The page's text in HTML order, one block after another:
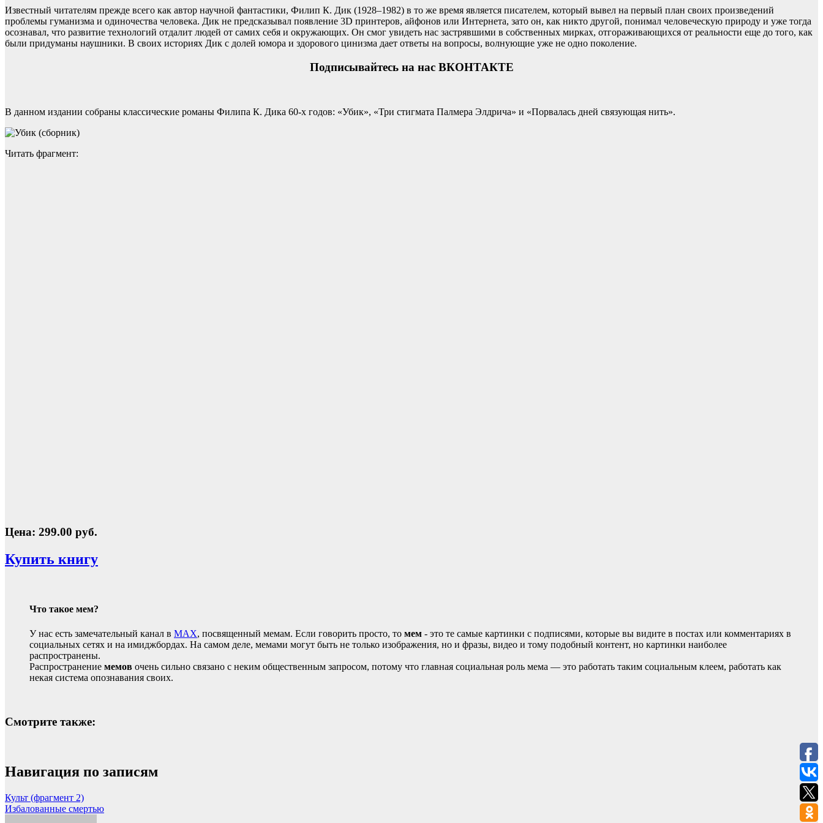
Известный читателям прежде всего как автор научной фантастики, Филип К. Дик (1928–1982) в то же время является писателем, который вывел на первый план своих произведений
проблемы гуманизма и одиночества человека. Дик не предсказывал появление 3D принтеров, айфонов или Интернета, зато он, как никто другой, понимал человеческую природу и уже тогда
осознавал, что развитие технологий отдалит людей от самих себя и окружающих. Он смог увидеть нас застрявшими в собственных мирках, отгораживающихся от реальности еще до того, как
были придуманы наушники. В своих историях Дик с долей юмора и здорового цинизма дает ответы на вопросы, волнующие уже не одно поколение.
Подписывайтесь на нас ВКОНТАКТЕ
В данном издании собраны классические романы Филипа К. Дика 60-х годов: «Убик», «Три стигмата Палмера Элдрича» и «Порвалась дней связующая нить».
Читать фрагмент:
Цена: 299.00 руб.
Купить книгу
Что такое мем?
У нас есть замечательный канал в MAX, посвященный мемам. Если говорить просто, то мем - это те самые картинки с подписями, которые вы видите в постах или комментариях в
социальных сетях и на имиджбордах. На самом деле, мемами могут быть не только изображения, но и фразы, видео и тому подобный контент, но картинки наиболее
распространены.
Распространение мемов очень сильно связано с неким общественным запросом, потому что главная социальная роль мема — это работать таким социальным клеем, работать как
некая система опознавания своих.
Смотрите также:
Навигация по записям
Культ (фрагмент 2)
Избалованные смертью